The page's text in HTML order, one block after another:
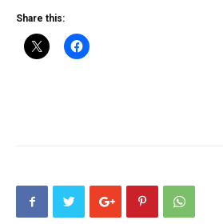
Share this: